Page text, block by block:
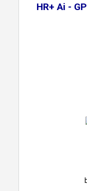
HR+ Ai -